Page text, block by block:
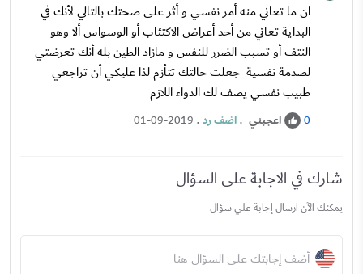
ان ما تعاني منه أمر نفسي و أثر على صحتك بالتالي لأنك في
البداية تعاني من أحد أعراض الاكتئاب أو الوسواس ألا وهو
النتف أو تسبب الضرر للنفس و مازاد الطين بله أنك تعرضتي
لصدمة نفسية جعلت حالتك تتأزم لذا عليكي أن تراجعي
طبيب نفسي يصف لك الدواء اللازم
0 اعجبني .اضف رد.
01-09-2019
شارك في الاجابة على السؤال
يمكنك الآن ارسال إجابة علي سؤال
أضف إجابتك على السؤال هنا